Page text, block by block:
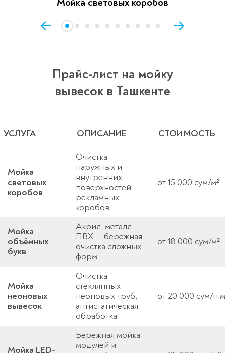
Прайс-лист на мойку
вывесок в Ташкенте
УСЛУГА ОПИСАНИЕ СТОИМОСТЬ
Мойка
световых
коробов
Очистка
наружных и
внутренних
поверхностей
рекламных
коробов
от 15 000 сум/м²
Мойка
объёмных
букв
Акрил, металл,
ПВХ — бережная
очистка сложных
форм
от 18 000 сум/м²
Мойка
неоновых
вывесок
Очистка
стеклянных
неоновых труб,
антистатическая
обработка
от 20 000 сум/
Мойка LED-
Бережная мойка
модулей и